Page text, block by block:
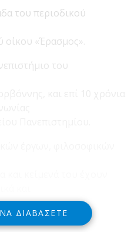
του περιοδικού
οίκου «Έρασμος».
του
ΔΙΑΒΆΣΕΤΕ